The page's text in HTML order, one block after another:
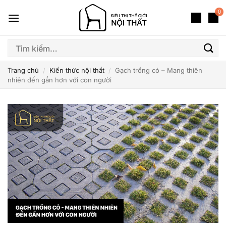
qua
dung
0
Tìm
Trang chủ / Kiến thức nội thất / Gạch trồng cỏ – Mang thiên
nhiên đến gần hơn với con người